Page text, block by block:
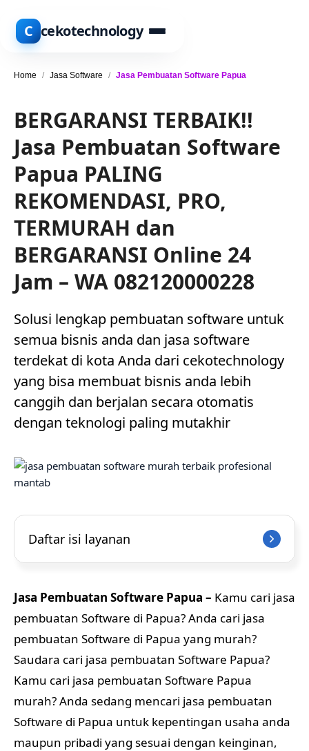
C cekotechnology
Home / Jasa Software / Jasa Pembuatan Software Papua
BERGARANSI TERBAIK!!
Jasa Pembuatan Software
Papua PALING
REKOMENDASI, PRO,
TERMURAH dan
BERGARANSI Online 24
Jam – WA 082120000228
Solusi lengkap pembuatan software untuk
semua bisnis anda dan jasa software
terdekat di kota Anda dari cekotechnology
yang bisa membuat bisnis anda lebih
canggih dan berjalan secara otomatis
dengan teknologi paling mutakhir
Daftar isi layanan
Jasa Pembuatan Software Papua – Kamu cari jasa
pembuatan Software di Papua? Anda cari jasa
pembuatan Software di Papua yang murah?
Saudara cari jasa pembuatan Software Papua?
Kamu cari jasa pembuatan Software Papua
murah? Anda sedang mencari jasa pembuatan
Software di Papua untuk kepentingan usaha anda
maupun pribadi yang sesuai dengan keinginan,